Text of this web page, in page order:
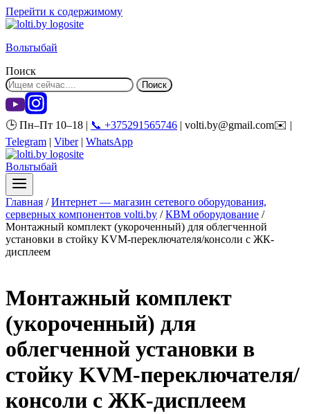
Перейти к содержимому
Вольтыбай
Поиск
Поиск
🕒 Пн–Пт 10–18 | 📞 +375291565746 | volti.by@gmail.com✉️ |
Telegram | Viber| WhatsApp
Вольтыбай
Главная / Интернет — магазин сетевого оборудования,
серверных компонентов volti.by / КВМ оборудование /
Монтажный комплект (укороченный) для облегченной
установки в стойку KVM-переключателя/консоли с ЖК-
дисплеем
Монтажный комплект
(укороченный) для
облегченной установки в
стойку KVM-переключателя/
консоли с ЖК-дисплеем